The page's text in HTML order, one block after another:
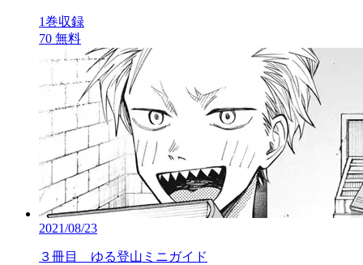
1巻収録
70 無料
2021/08/23
３冊目 ゆる登山ミニガイド